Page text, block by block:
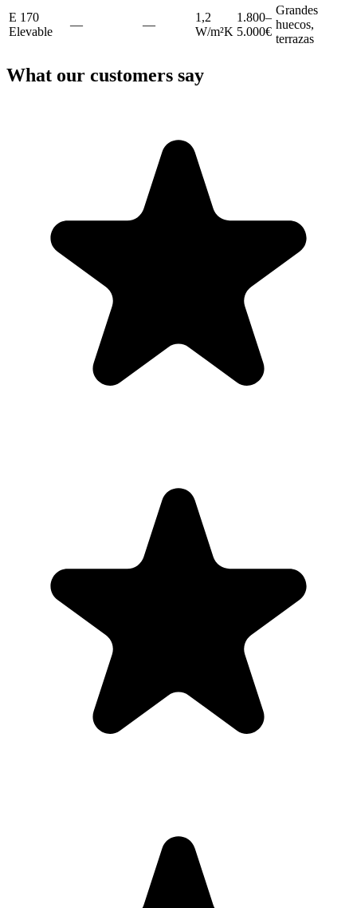
E 170
Elevable
— —
1,2
W/m²K
1.800–
5.000€
Grandes
huecos,
terrazas
What our customers say